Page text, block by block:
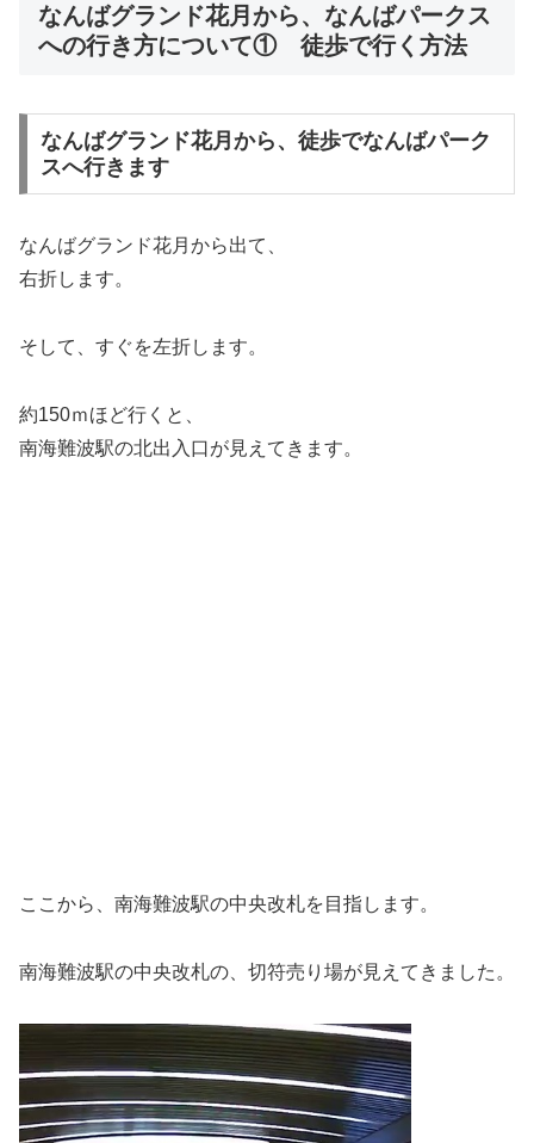
なんばグランド花月から、なんばパークス
への行き方について① 徒歩で行く方法
なんばグランド花月から、徒歩でなんばパーク
スへ行きます
なんばグランド花月から出て、
右折します。
そして、すぐを左折します。
約150ｍほど行くと、
南海難波駅の北出入口が見えてきます。
ここから、南海難波駅の中央改札を目指します。
南海難波駅の中央改札の、切符売り場が見えてきました。